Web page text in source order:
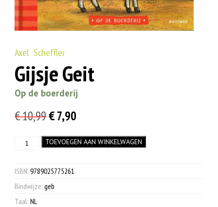
Axel Scheffler
Gijsje Geit
Op de boerderij
€10,99Oorspronkelijke
was:
€ 10,99.
€7,90
is:
€ 7,90.
Gijsje
TOEVOEGEN AAN WINKELWAGEN
ISBN: 9789025775261.
Bindwijze: geb
Taal: NL